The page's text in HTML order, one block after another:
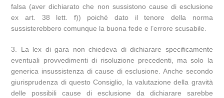
falsa (aver dichiarato che non sussistono cause di esclusione
ex art. 38 lett. f)) poiché dato il tenore della norma
sussisterebbero comunque la buona fede e l’errore scusabile.
3. La lex di gara non chiedeva di dichiarare specificamente
eventuali provvedimenti di risoluzione precedenti, ma solo la
generica insussistenza di cause di esclusione. Anche secondo
giurisprudenza di questo Consiglio, la valutazione della gravità
delle possibili cause di esclusione da dichiarare sarebbe